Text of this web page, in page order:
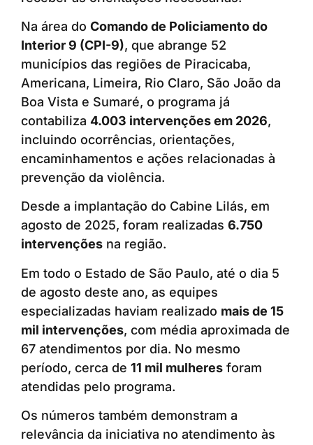
Na área do Comando de Policiamento do
Interior 9 (CPI-9), que abrange 52
municípios das regiões de Piracicaba,
Americana, Limeira, Rio Claro, São João da
Boa Vista e Sumaré, o programa já
contabiliza 4.003 intervenções em 2026,
incluindo ocorrências, orientações,
encaminhamentos e ações relacionadas à
prevenção da violência.
Desde a implantação do Cabine Lilás, em
agosto de 2025, foram realizadas 6.750
intervenções na região.
Em todo o Estado de São Paulo, até o dia 5
de agosto deste ano, as equipes
especializadas haviam realizado mais de 15
mil intervenções, com média aproximada de
67 atendimentos por dia. No mesmo
período, cerca de 11 mil mulheres foram
atendidas pelo programa.
Os números também demonstram a
relevância da iniciativa no atendimento às